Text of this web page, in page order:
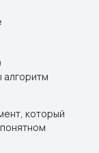
алгоритм
который